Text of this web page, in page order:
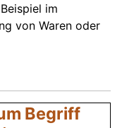
im
von Waren oder
Begriff